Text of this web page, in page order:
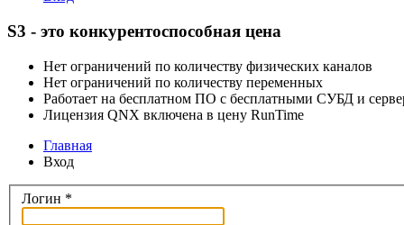
S3 - это конкурентоспособная цена
Нет ограничений по количеству физических каналов
Нет ограничений по количеству переменных
Работает на бесплатном ПО с бесплатными СУБД и
Лицензия QNX включена в цену RunTime
Главная
Вход
Логин *